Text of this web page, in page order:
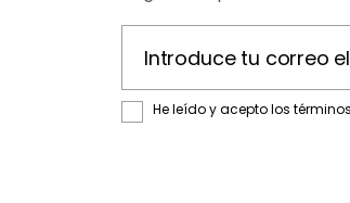
He leído y acepto los